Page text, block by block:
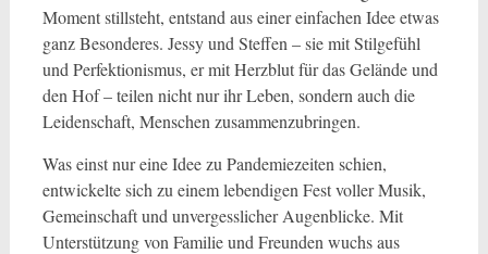
Moment stillsteht, entstand aus einer einfachen Idee etwas
ganz Besonderes. Jessy und Steffen – sie mit Stilgefühl
und Perfektionismus, er mit Herzblut für das Gelände und
den Hof – teilen nicht nur ihr Leben, sondern auch die
Leidenschaft, Menschen zusammenzubringen.
Was einst nur eine Idee zu Pandemiezeiten schien,
entwickelte sich zu einem lebendigen Fest voller Musik,
Gemeinschaft und unvergesslicher Augenblicke. Mit
Unterstützung von Familie und Freunden wuchs aus